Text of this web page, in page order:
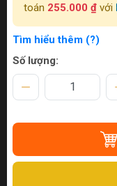
toán 255.000 ₫ với
Tìm hiểu thêm (?)
Số lượng: